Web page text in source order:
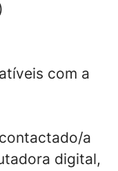
com a
a
digital,